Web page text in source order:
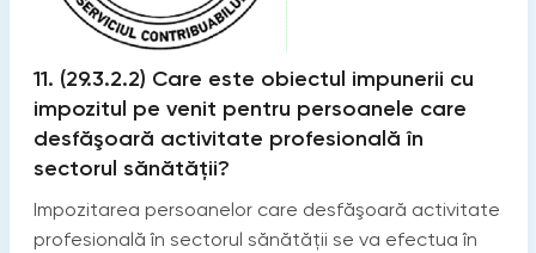
11. (29.3.2.2) Care este obiectul impunerii cu
impozitul pe venit pentru persoanele care
desfăşoară activitate profesională în
sectorul sănătății?
Impozitarea persoanelor care desfăşoară activitate
profesională în sectorul sănătății se va efectua în